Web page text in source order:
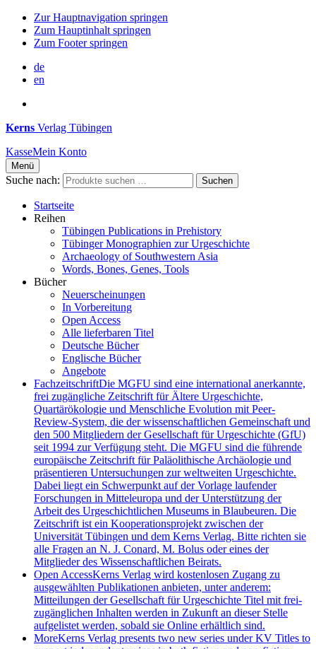
Zur Hauptnavigation springen
Zum Hauptinhalt springen
Zum Footer springen
de
en
Kerns Verlag Tübingen
KasseMein Konto
Menü
Suche nach: Suchen
Startseite
Reihen
Tübingen Publications in Prehistory
Tübinger Monographien zur Urgeschichte
Archaeology of Southwestern Asia
Words, Bones, Genes, Tools
Bücher
Neuerscheinungen
In Vorbereitung
Open Access
Alle lieferbaren Titel
Deutsche Bücher
Englische Bücher
Angebote
FachzeitschriftDie MGFU sind eine international anerkannte,
frei zugängliche Zeitschrift für Ältere Urgeschichte,
Quartärökologie und Menschliche Evolution mit Peer-
Review-System, die der wissenschaftlichen Gemeinschaft und
den 500 Mitgliedern der Gesellschaft für Urgeschichte (GfU)
seit 1994 zur Verfügung steht. Die MGFU sind die führende
europäische Zeitschrift für Paläolithische Archäologie und
präsentieren Untersuchungen zur weltweiten Urgeschichte.
Dabei liegt ein Schwerpunkt auf der Vorlage laufender
Forschungen in Mitteleuropa und der Unterstützung der
Arbeit des Urgeschichtlichen Museums in Blaubeuren. Die
Zeitschrift ist ein Kooperationsprojekt zwischen der
Universität Tübingen und dem Kerns Verlag. Bitte richten sie
alle Fragen an N. J. Conard, M. Bolus oder eines der
Mitglieder des Wissenschaftlichen Beirats.
Open AccessKerns Verlag wird kostenlosen Zugang zu
ausgewählten Publikationen anbieten, unter anderem:
Mitteilungen der Gesellschaft für Urgeschichte Titel mit frei-
zugänglichen Inhalten werden in Zukunft an dieser Stelle
aufgelistet werden, sobald sie Online erhältlich sind.
MoreKerns Verlag presents two new series under KV Titles to